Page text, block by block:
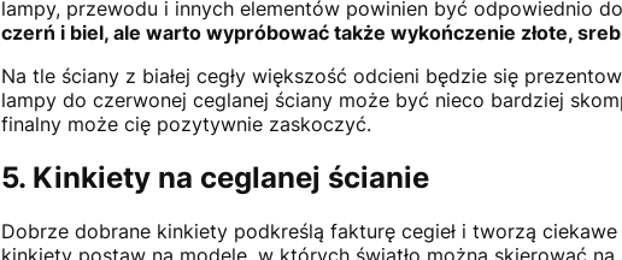
lampy, przewodu i innych elementów powinien być odpowiednio
czerń i biel, ale warto wypróbować także wykończenie złote,
Na tle ściany z białej cegły większość odcieni będzie się
lampy do czerwonej ceglanej ściany może być nieco bardziej
finalny może cię pozytywnie zaskoczyć.
5. Kinkiety na ceglanej ścianie
Dobrze dobrane kinkiety podkreślą fakturę cegieł i tworzą
kinkiety postaw na modele, w których światło można skierować